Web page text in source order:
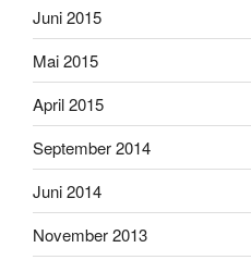
Juni 2015
Mai 2015
April 2015
September 2014
Juni 2014
November 2013